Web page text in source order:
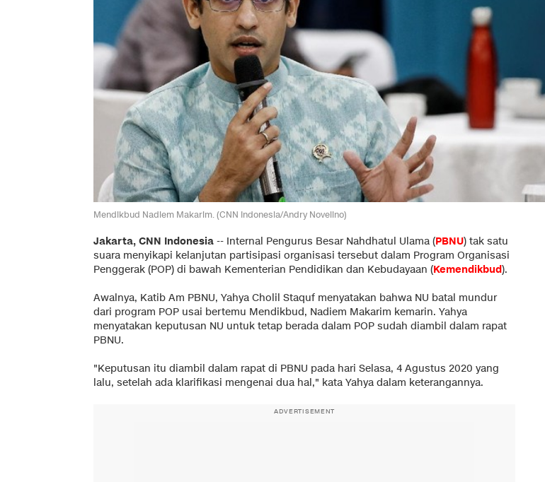
Mendikbud Nadiem Makarim. (CNN Indonesia/Andry Novelino)
Jakarta, CNN Indonesia -- Internal Pengurus Besar Nahdhatul Ulama (PBNU) tak satu
suara menyikapi kelanjutan partisipasi organisasi tersebut dalam Program Organisasi
Penggerak (POP) di bawah Kementerian Pendidikan dan Kebudayaan (Kemendikbud).
Awalnya, Katib Am PBNU, Yahya Cholil Staquf menyatakan bahwa NU batal mundur
dari program POP usai bertemu Mendikbud, Nadiem Makarim kemarin. Yahya
menyatakan keputusan NU untuk tetap berada dalam POP sudah diambil dalam rapat
PBNU.
"Keputusan itu diambil dalam rapat di PBNU pada hari Selasa, 4 Agustus 2020 yang
lalu, setelah ada klarifikasi mengenai dua hal," kata Yahya dalam keterangannya.
ADVERTISEMENT